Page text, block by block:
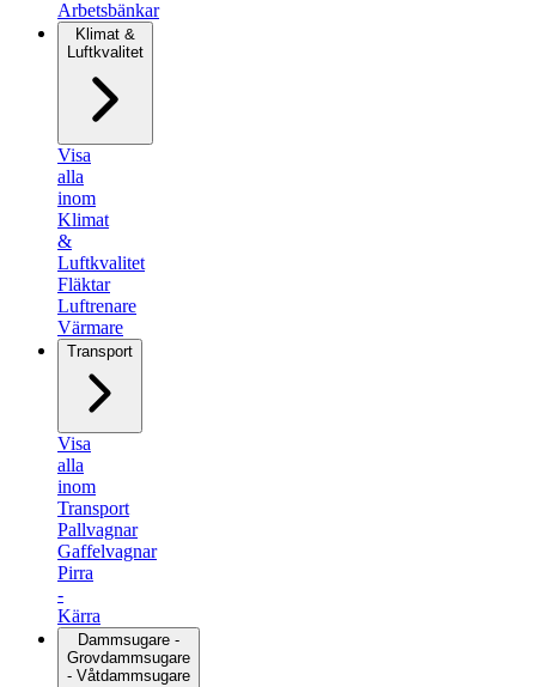
Arbetsbänkar
Klimat &
Luftkvalitet
Visa
alla
inom
Klimat
&
Luftkvalitet
Fläktar
Luftrenare
Värmare
Transport
Visa
alla
inom
Transport
Pallvagnar
Gaffelvagnar
Pirra
-
Kärra
Dammsugare -
Grovdammsugare
- Våtdammsugare